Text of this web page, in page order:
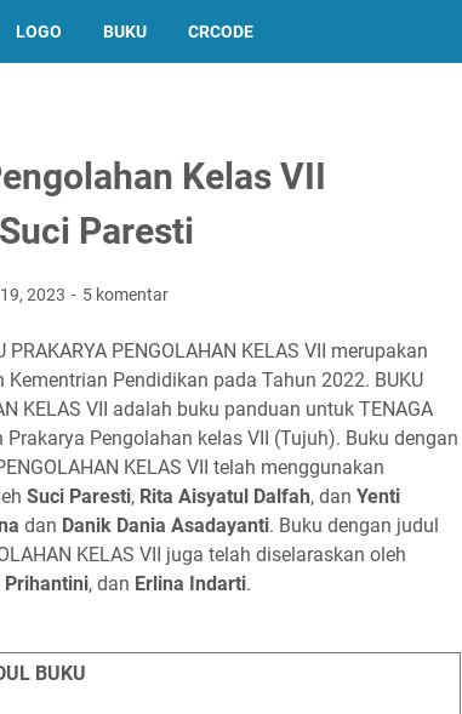
LOGO BUKU CRCODE
Kelas VII
Paresti
2023 5 komentar
PENGOLAHAN KELAS VII merupakan
Pendidikan pada Tahun 2022. BUKU
KELAS VII adalah buku panduan untuk TENAGA
Pengolahan kelas VII (Tujuh). Buku dengan
KELAS VII telah menggunakan
Suci Paresti, Rita Aisyatul Dalfah, dan Yenti
dan Danik Dania Asadayanti. Buku dengan judul
KELAS VII juga telah diselaraskan oleh
Prihantini, dan Erlina Indarti.
BUKU